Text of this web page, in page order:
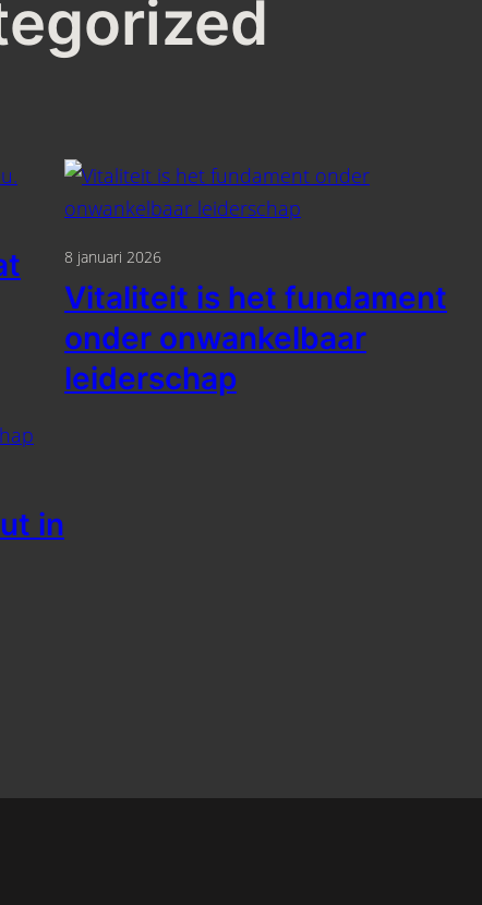
8 januari 2026
Vitaliteit is het fundament
onder onwankelbaar
leiderschap
in